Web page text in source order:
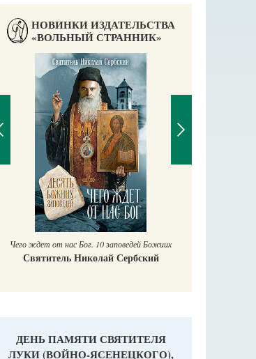
НОВИНКИ ИЗДАТЕЛЬСТВА
«ВОЛЬНЫЙ СТРАННИК»
Чего ждет от нас Бог. 10 заповедей Божиих
Святитель Николай Сербский
ДЕНЬ ПАМЯТИ СВЯТИТЕЛЯ
ЛУКИ (ВОЙНО-ЯСЕНЕЦКОГО),